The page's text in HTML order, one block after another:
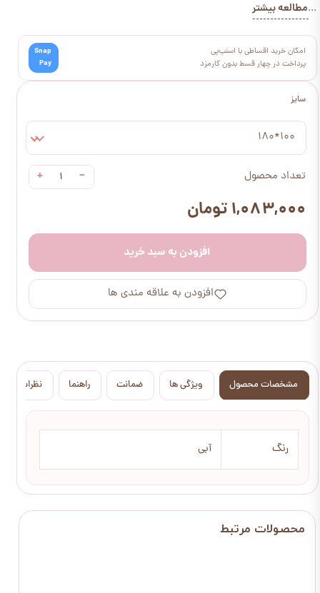
سایز
100*180
تعداد محصول −
+
۱,۰۸۳,۰۰۰ تومان
افزودن به سبد خرید
افزودن به علاقه مندی ها
...مطالعه بیشتر
امکان خرید اقساطی با اسنپ‌پی
پرداخت در چهار قسط بدون کارمزد
Snap
Pay
مشخصات محصول ویژگی ها ضمانت راهنما نظرات
رنگ آبی